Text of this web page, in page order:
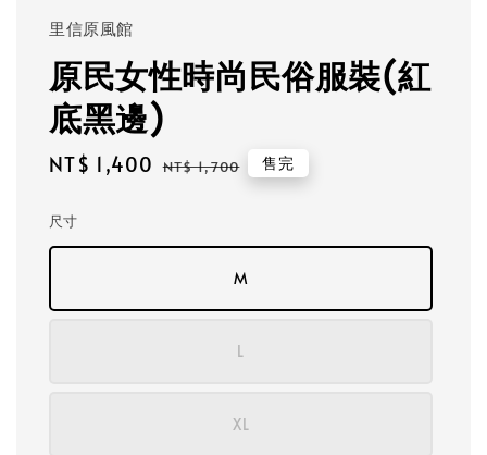
里信原風館
原民女性時尚民俗服裝(紅
底黑邊)
Sale
NT$ 1,400 Regular
NT$ 1,700 售完
尺寸
M
L
XL